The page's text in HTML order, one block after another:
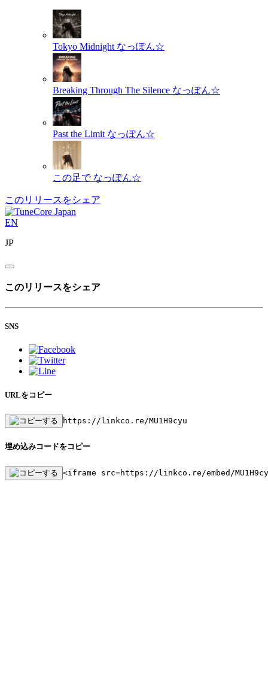
Tokyo Midnight なっぽん☆
Breaking Through The Silence なっぽん☆
Past the Limit なっぽん☆
この足で なっぽん☆
このリリースをシェア
EN
JP
このリリースをシェア
SNS
URLをコピー
https://linkco.re/MU1H9cyu
埋め込みコードをコピー
<iframe src=https://linkco.re/embed/